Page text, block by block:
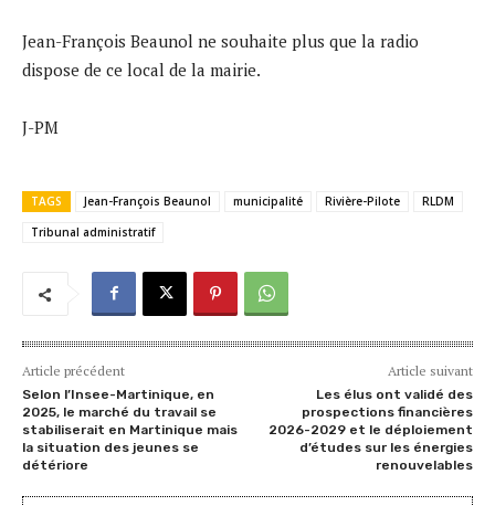
Jean-François Beaunol ne souhaite plus que la radio
dispose de ce local de la mairie.
J-PM
TAGS Jean-François Beaunol municipalité Rivière-Pilote
RLDM
Tribunal administratif
Article précédent
Selon l’Insee-Martinique, en
2025, le marché du travail se
stabiliserait en Martinique mais
la situation des jeunes se
détériore
Article suivant
Les élus ont validé des
prospections financières
2026-2029 et le déploiement
d’études sur les énergies
renouvelables